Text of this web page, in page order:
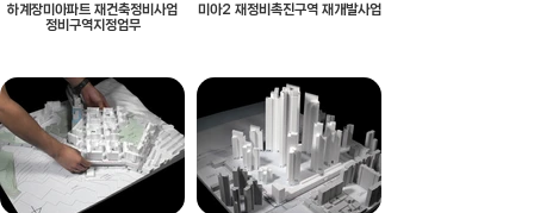
하계장미아파트 재건축정비사업
정비구역지정업무
미아2 재정비촉진구역 재개발사업